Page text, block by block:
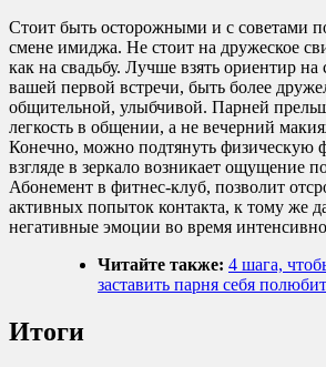
Стоит быть осторожными и с советами
смене имиджа. Не стоит на дружеское
как на свадьбу. Лучше взять ориентир
вашей первой встречи, быть более
общительной, улыбчивой. Парней
легкость в общении, а не вечерний
Конечно, можно подтянуть физическую
взгляде в зеркало возникает ощущение
Абонемент в фитнес-клуб, позволит
активных попыток контакта, к тому же
негативные эмоции во время
Читайте также: 4 шага,
заставить парня себя
Итоги